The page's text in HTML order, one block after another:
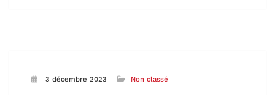
3 décembre 2023 Non classé